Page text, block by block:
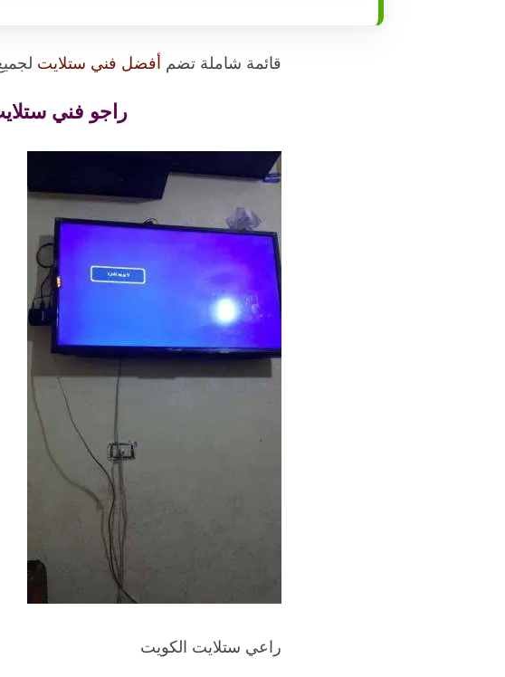
قائمة شاملة تضم أفضل فني ستلايت
راجو فني ستلايت
راعي ستلايت الكويت